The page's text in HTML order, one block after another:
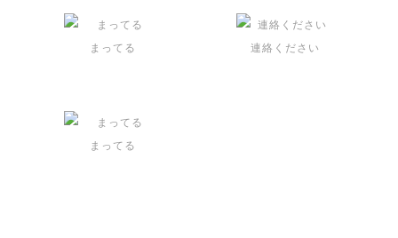
まってる 連絡ください
まってる